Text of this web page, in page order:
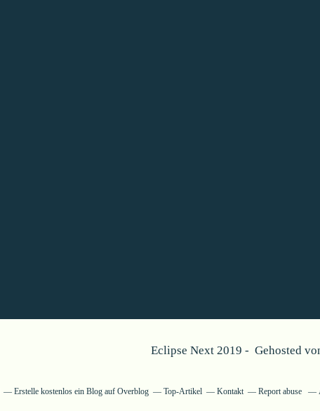
Eclipse Next 2019 - Gehosted
Erstelle kostenlos ein Blog auf Overblog Top-Artikel Kontakt Report abuse